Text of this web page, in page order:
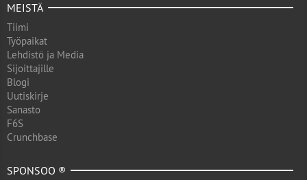
MEISTÄ
Tiimi
Työpaikat
Lehdistö ja Media
Sijoittajille
Blogi
Uutiskirje
Sanasto
F6S
Crunchbase
SPONSOO ®